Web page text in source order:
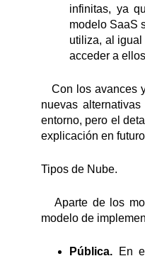
infinitas, ya
modelo SaaS
utiliza, al
acceder a
Con los avances
nuevas
entorno, pero el
explicación en
Tipos de Nube.
Aparte de los
modelo de
Pública.
En